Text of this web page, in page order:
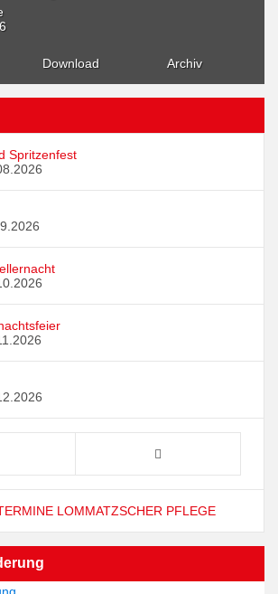
Download Archiv
Spritzenfest
LOMMATZSCHER PFLEGE